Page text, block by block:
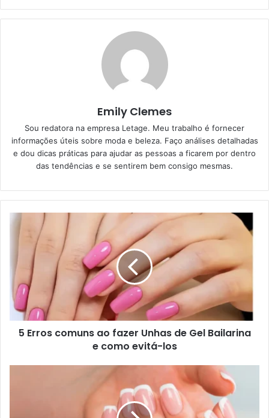
Emily Clemes
Sou redatora na empresa Letage. Meu trabalho é fornecer
informações úteis sobre moda e beleza. Faço análises detalhadas
e dou dicas práticas para ajudar as pessoas a ficarem por dentro
das tendências e se sentirem bem consigo mesmas.
5 Erros comuns ao fazer Unhas de Gel Bailarina
e como evitá-los